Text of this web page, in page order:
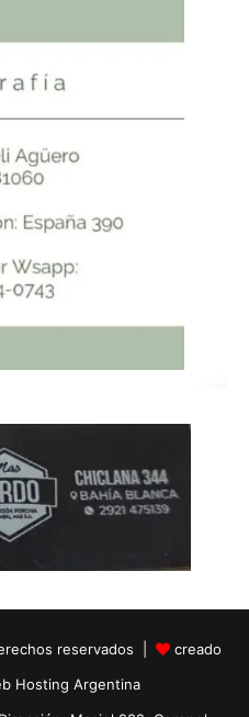
reservados |
creado
Hosting Argentina